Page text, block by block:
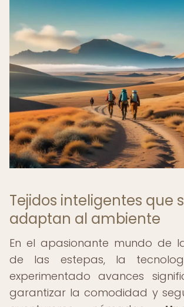
Tejidos inteligentes que
adaptan al ambiente
En el apasionante mundo de
de las estepas, la
experimentado avances
garantizar la comodidad y